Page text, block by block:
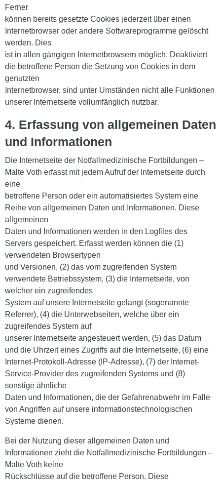
Ferner
können bereits gesetzte Cookies jederzeit über einen
Internetbrowser oder andere Softwareprogramme gelöscht
werden. Dies
ist in allen gängigen Internetbrowsern möglich. Deaktiviert
die betroffene Person die Setzung von Cookies in dem
genutzten
Internetbrowser, sind unter Umständen nicht alle Funktionen
unserer Internetseite vollumfänglich nutzbar.
4. Erfassung von allgemeinen Daten
und Informationen
Die Internetseite der Notfallmedizinische Fortbildungen –
Malte Voth erfasst mit jedem Aufruf der Internetseite durch
eine
betroffene Person oder ein automatisiertes System eine
Reihe von allgemeinen Daten und Informationen. Diese
allgemeinen
Daten und Informationen werden in den Logfiles des
Servers gespeichert. Erfasst werden können die (1)
verwendeten Browsertypen
und Versionen, (2) das vom zugreifenden System
verwendete Betriebssystem, (3) die Internetseite, von
welcher ein zugreifendes
System auf unsere Internetseite gelangt (sogenannte
Referrer), (4) die Unterwebseiten, welche über ein
zugreifendes System auf
unserer Internetseite angesteuert werden, (5) das Datum
und die Uhrzeit eines Zugriffs auf die Internetseite, (6) eine
Internet-Protokoll-Adresse (IP-Adresse), (7) der Internet-
Service-Provider des zugreifenden Systems und (8)
sonstige ähnliche
Daten und Informationen, die der Gefahrenabwehr im Falle
von Angriffen auf unsere informationstechnologischen
Systeme dienen.
Bei der Nutzung dieser allgemeinen Daten und
Informationen zieht die Notfallmedizinische Fortbildungen –
Malte Voth keine
Rückschlüsse auf die betroffene Person. Diese